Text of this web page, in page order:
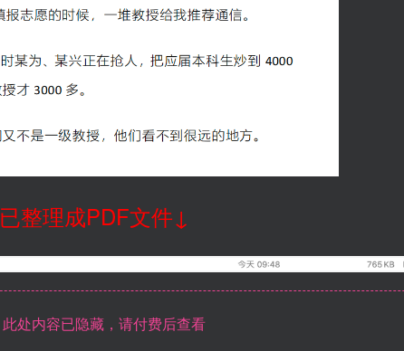
已整理成PDF文件↓
此处内容已隐藏，请付费后查看